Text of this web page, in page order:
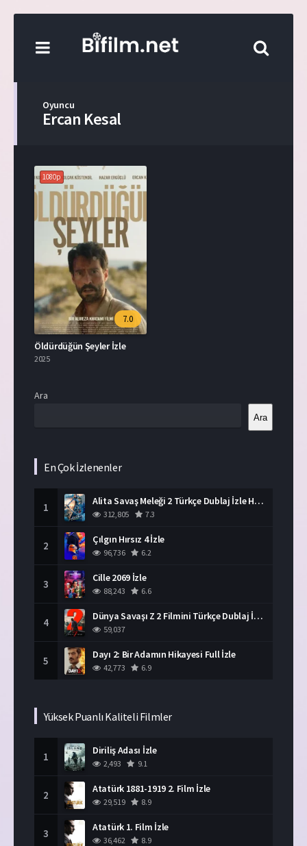
Oyuncu
Ercan Kesal
1080p
7.0
Öldürdüğün Şeyler İzle
2025
Ara
Ara
En Çok İzlenenler
1 Alita Savaş Meleği 2 Türkçe Dublaj İzle HD Film
312,805 7.3
2 Çılgın Hırsız 4 İzle
96,736 6.2
3 Cille 2069 İzle
88,243 6.6
4 Dünya Savaşı Z 2 Filmini Türkçe Dublaj İzle
59,037
5 Dayı 2: Bir Adamın Hikayesi Full İzle
42,773 6.9
Yüksek Puanlı Kaliteli Filmler
1 Diriliş Adası İzle
2,493 9.1
2 Atatürk 1881-1919 2. Film İzle
29,519 8.9
3 Atatürk 1. Film İzle
36,462 8.9